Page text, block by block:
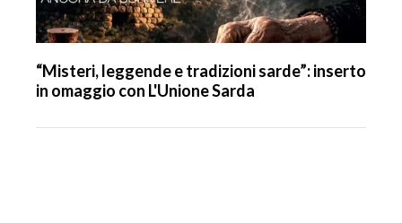
“Misteri, leggende e tradizioni sarde”: inserto
in omaggio con L'Unione Sarda